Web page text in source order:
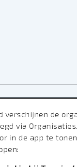
verschijnen de
via
in de app te